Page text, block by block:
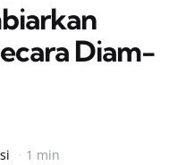
Diam-
1 min